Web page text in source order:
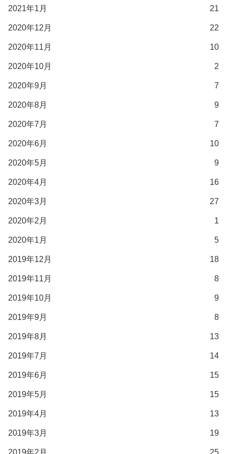
2021年1月 21
2020年12月 22
2020年11月 10
2020年10月 2
2020年9月 7
2020年8月 9
2020年7月 7
2020年6月 10
2020年5月 9
2020年4月 16
2020年3月 27
2020年2月 1
2020年1月 5
2019年12月 18
2019年11月 8
2019年10月 9
2019年9月 8
2019年8月 13
2019年7月 14
2019年6月 15
2019年5月 15
2019年4月 13
2019年3月 19
2019年2月 25